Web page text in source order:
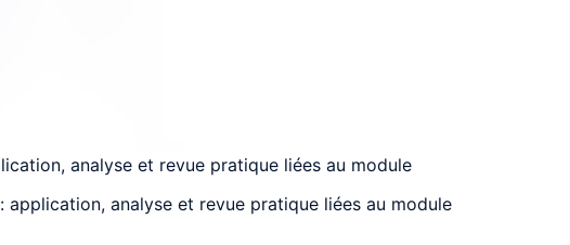
analyse et revue pratique liées au module
analyse et revue pratique liées au module